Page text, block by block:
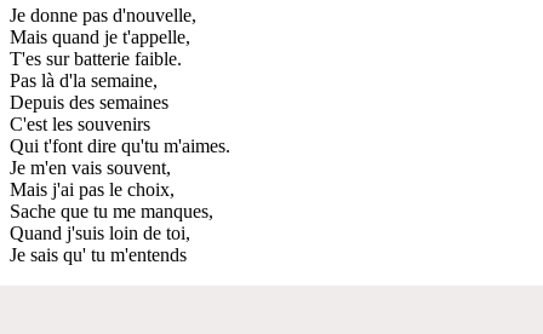
Je donne pas d'nouvelle,
Mais quand je t'appelle,
T'es sur batterie faible.
Pas là d'la semaine,
Depuis des semaines
C'est les souvenirs
Qui t'font dire qu'tu m'aimes.
Je m'en vais souvent,
Mais j'ai pas le choix,
Sache que tu me manques,
Quand j'suis loin de toi,
Je sais qu' tu m'entends